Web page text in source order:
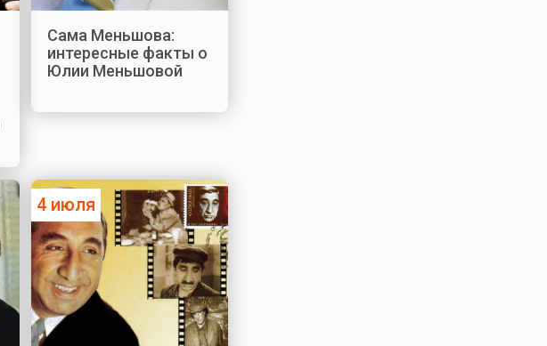
Сама Меньшова:
интересные факты о
Юлии Меньшовой
4 июля